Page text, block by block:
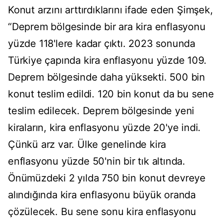
Konut arzını arttırdıklarını ifade eden Şimşek,
“Deprem bölgesinde bir ara kira enflasyonu
yüzde 118'lere kadar çıktı. 2023 sonunda
Türkiye çapında kira enflasyonu yüzde 109.
Deprem bölgesinde daha yüksekti. 500 bin
konut teslim edildi. 120 bin konut da bu sene
teslim edilecek. Deprem bölgesinde yeni
kiraların, kira enflasyonu yüzde 20'ye indi.
Çünkü arz var. Ülke genelinde kira
enflasyonu yüzde 50'nin bir tık altında.
Önümüzdeki 2 yılda 750 bin konut devreye
alındığında kira enflasyonu büyük oranda
çözülecek. Bu sene sonu kira enflasyonu